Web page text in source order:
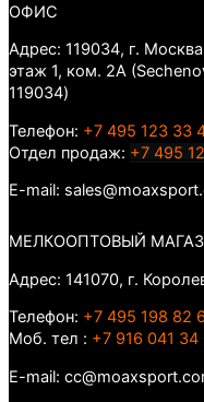
ОФИС
Адрес: 119034, г.
этаж 1, ком. 2А
119034)
Телефон: +7 495 123 33
Отдел продаж: +7 495
E-mail:
МЕЛКООПТОВЫЙ
Адрес: 141070, г.
Телефон: +7 495 198 82
Моб. тел : +7 916 041 34
E-mail: